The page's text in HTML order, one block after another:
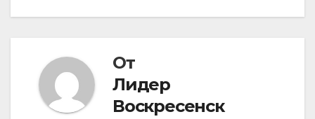
От
Лидер
Воскресенск